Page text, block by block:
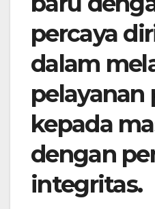
percaya
dalam
pelayanan
kepada
dengan
integritas.